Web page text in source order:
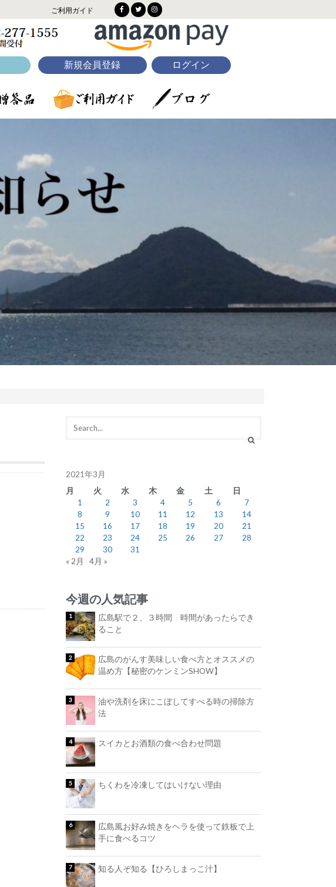
ご利用ガイド
新規会員登録 ログイン
2021年3月
月
火 水 木 金 土
日
1
2 3 4 5 6
7
8
9 10 11 12 13
14
15
16 17 18 19 20
21
22
23 24 25 26 27
28
29
30
31
« 2月
4月 »
今週の人気記事
広島駅で２、３時間 時間があったらでき
ること
広島のがんす美味しい食べ方とオススメの
温め方【秘密のケンミンSHOW】
油や洗剤を床にこぼしてすべる時の掃除方
法
スイカとお酒類の食べ合わせ問題
ちくわを冷凍してはいけない理由
広島風お好み焼きをヘラを使って鉄板で上
手に食べるコツ
知る人ぞ知る【ひろしまっこ汁】